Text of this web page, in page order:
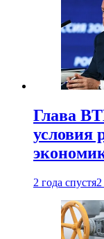
Глава
условия
2 года спустя